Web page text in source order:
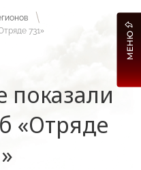
731»
показали
«Отряде
МЕНЮ